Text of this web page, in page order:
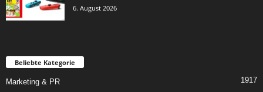
6. August 2026
Beliebte Kategorie
Marketing & PR 1917